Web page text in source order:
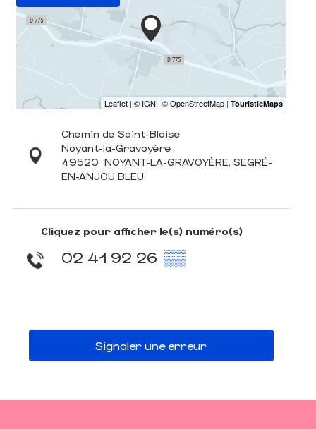
Chemin de Saint-Blaise
Noyant-la-Gravoyère
49520 NOYANT-LA-GRAVOYÈRE, SEGRÉ-
EN-ANJOU BLEU
Cliquez pour afficher le(s) numéro(s)
02 41 92 26 ▒▒
Signaler une erreur